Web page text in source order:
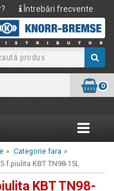
Întrebări frecvente
0
Toggle
» Categorie fara »
f.piulita KBT TN98-15L
KBT TN98-